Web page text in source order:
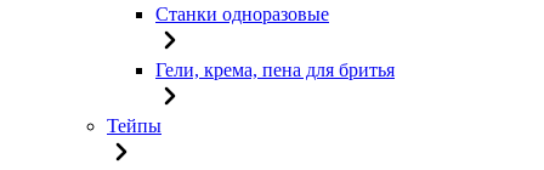
Станки одноразовые
Гели, крема, пена для бритья
Тейпы